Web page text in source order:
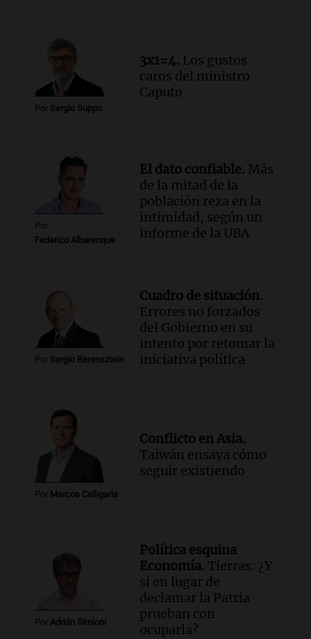
Por Sergio Suppo
3x1=4. Los gustos
caros del ministro
Caputo
Por
Federico Albarenque
El dato confiable. Más
de la mitad de la
población reza en la
intimidad, según un
informe de la UBA
Por Sergio Berensztein
Cuadro de situación.
Errores no forzados
del Gobierno en su
intento por retomar la
iniciativa política
Por Marcos Calligaris
Conflicto en Asia.
Taiwán ensaya cómo
seguir existiendo
Por Adrián Simioni
Política esquina
Economía. Tierras: ¿Y
si en lugar de
declamar la Patria
prueban con
ocuparla?